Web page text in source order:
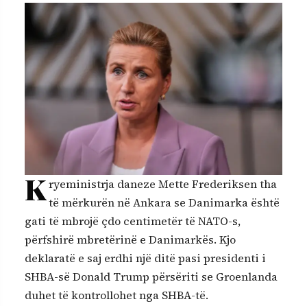
Kryeministrja daneze Mette Frederiksen tha
të mërkurën në Ankara se Danimarka është
gati të mbrojë çdo centimetër të NATO-s,
përfshirë mbretërinë e Danimarkës. Kjo
deklaratë e saj erdhi një ditë pasi presidenti i
SHBA-së Donald Trump përsëriti se Groenlanda
duhet të kontrollohet nga SHBA-të.